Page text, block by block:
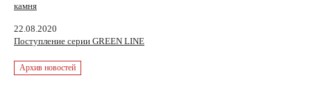
камня
22.08.2020
Поступление серии GREEN LINE
Архив новостей